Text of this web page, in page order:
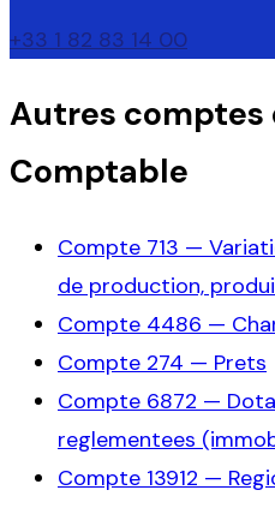
+33 1 82 83 14 00
Autres comptes
Comptable
Compte 713 —
de production,
Compte 4486 —
Compte 274 — Prets
Compte 6872 —
reglementees
Compte 13912 —